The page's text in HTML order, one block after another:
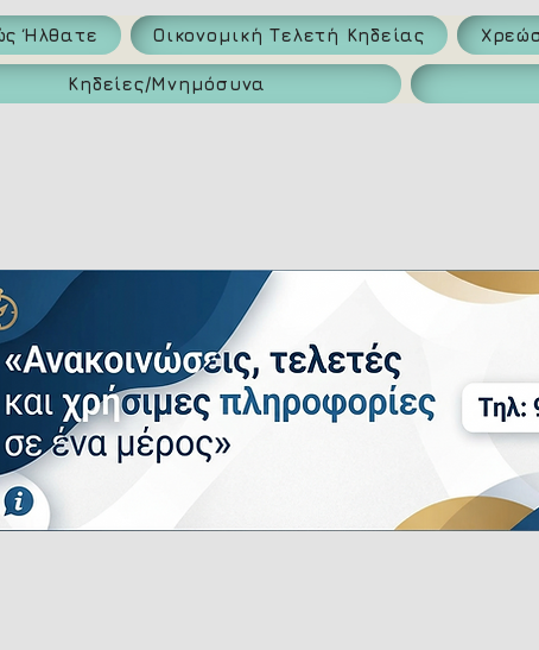
Ήλθατε Οικονομική Τελετή Κηδείας
Κηδείες/Μνημόσυνα